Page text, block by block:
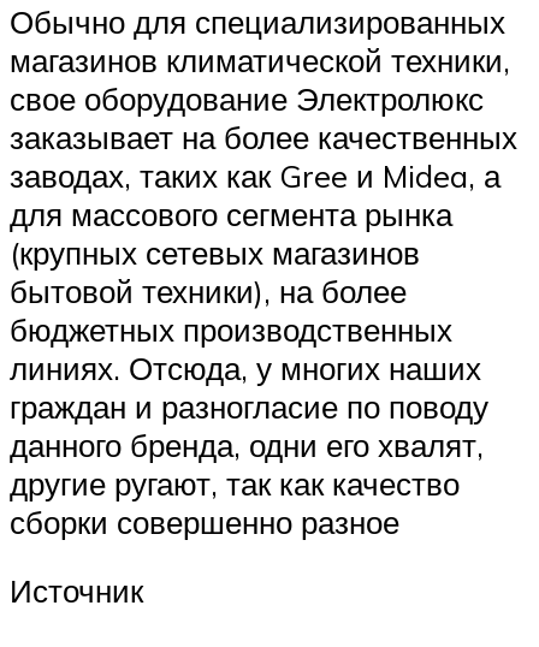
Обычно для специализированных
магазинов климатической техники,
свое оборудование Электролюкс
заказывает на более качественных
заводах, таких как Gree и Midea, а
для массового сегмента рынка
(крупных сетевых магазинов
бытовой техники), на более
бюджетных производственных
линиях. Отсюда, у многих наших
граждан и разногласие по поводу
данного бренда, одни его хвалят,
другие ругают, так как качество
сборки совершенно разное
Источник